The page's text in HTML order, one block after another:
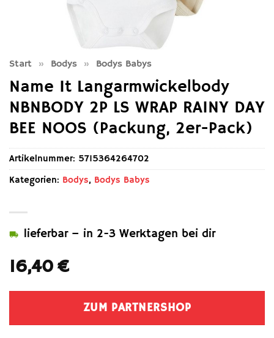
Start » Bodys » Bodys Babys
Name It Langarmwickelbody
NBNBODY 2P LS WRAP RAINY DAY
BEE NOOS (Packung, 2er-Pack)
16,40€
lieferbar – in 2-3 Werktagen bei dir
ZUM PARTNERSHOP
Artikelnummer: 5715364264702
Kategorien: Bodys, Bodys Babys